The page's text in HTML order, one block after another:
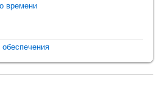
времени
обеспечения